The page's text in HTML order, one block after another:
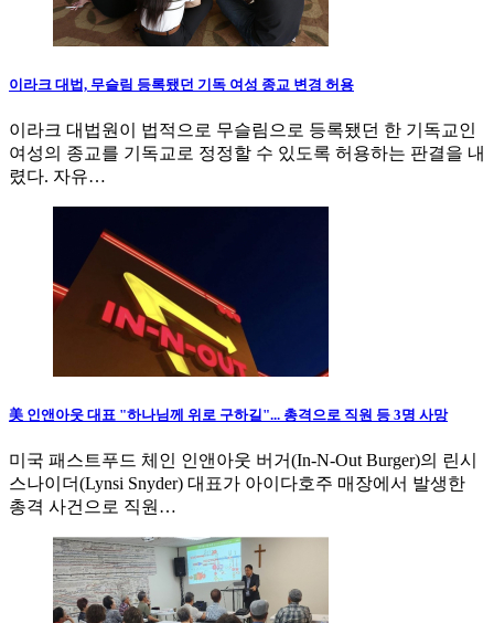
이라크 대법, 무슬림 등록됐던 기독 여성 종교 변경 허용
이라크 대법원이 법적으로 무슬림으로 등록됐던 한 기독교인
여성의 종교를 기독교로 정정할 수 있도록 허용하는 판결을 내
렸다. 자유…
美 인앤아웃 대표 "하나님께 위로 구하길"... 총격으로 직원 등 3명 사망
미국 패스트푸드 체인 인앤아웃 버거(In-N-Out Burger)의 린시
스나이더(Lynsi Snyder) 대표가 아이다호주 매장에서 발생한
총격 사건으로 직원…